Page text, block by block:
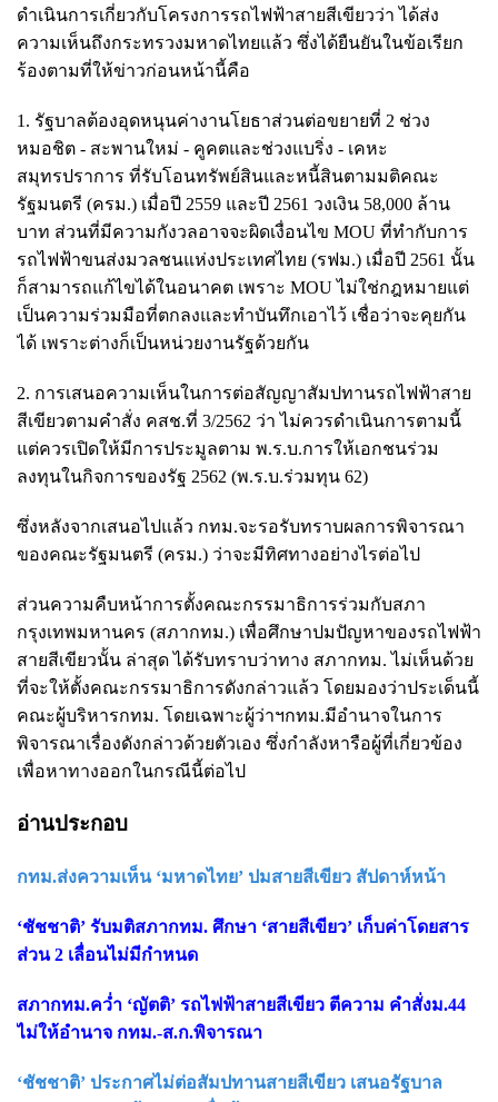
ดำเนินการเกี่ยวกับโครงการรถไฟฟ้าสายสีเขียวว่า ได้ส่ง
ความเห็นถึงกระทรวงมหาดไทยแล้ว ซึ่งได้ยืนยันในข้อเรียก
ร้องตามที่ให้ข่าวก่อนหน้านี้คือ
1. รัฐบาลต้องอุดหนุนค่างานโยธาส่วนต่อขยายที่ 2 ช่วง
หมอชิต - สะพานใหม่ - คูคตและช่วงแบริ่ง - เคหะ
สมุทรปราการ ที่รับโอนทรัพย์สินและหนี้สินตามมติคณะ
รัฐมนตรี (ครม.) เมื่อปี 2559 และปี 2561 วงเงิน 58,000 ล้าน
บาท ส่วนที่มีความกังวลอาจจะผิดเงื่อนไข MOU ที่ทำกับการ
รถไฟฟ้าขนส่งมวลชนแห่งประเทศไทย (รฟม.) เมื่อปี 2561 นั้น
ก็สามารถแก้ไขได้ในอนาคต เพราะ MOU ไม่ใช่กฎหมายแต่
เป็นความร่วมมือที่ตกลงและทำบันทึกเอาไว้ เชื่อว่าจะคุยกัน
ได้ เพราะต่างก็เป็นหน่วยงานรัฐด้วยกัน
2. การเสนอความเห็นในการต่อสัญญาสัมปทานรถไฟฟ้าสาย
สีเขียวตามคำสั่ง คสช.ที่ 3/2562 ว่า ไม่ควรดำเนินการตามนี้
แต่ควรเปิดให้มีการประมูลตาม พ.ร.บ.การให้เอกชนร่วม
ลงทุนในกิจการของรัฐ 2562 (พ.ร.บ.ร่วมทุน 62)
ซึ่งหลังจากเสนอไปแล้ว กทม.จะรอรับทราบผลการพิจารณา
ของคณะรัฐมนตรี (ครม.) ว่าจะมีทิศทางอย่างไรต่อไป
ส่วนความคืบหน้าการตั้งคณะกรรมาธิการร่วมกับสภา
กรุงเทพมหานคร (สภากทม.) เพื่อศึกษาปมปัญหาของรถไฟฟ้า
สายสีเขียวนั้น ล่าสุด ได้รับทราบว่าทาง สภากทม. ไม่เห็นด้วย
ที่จะให้ตั้งคณะกรรมาธิการดังกล่าวแล้ว โดยมองว่าประเด็นนี้
คณะผู้บริหารกทม. โดยเฉพาะผู้ว่าฯกทม.มีอำนาจในการ
พิจารณาเรื่องดังกล่าวด้วยตัวเอง ซึ่งกำลังหารือผู้ที่เกี่ยวข้อง
เพื่อหาทางออกในกรณีนี้ต่อไป
อ่านประกอบ
กทม.ส่งความเห็น ‘มหาดไทย’ ปมสายสีเขียว สัปดาห์หน้า
‘ชัชชาติ’ รับมติสภากทม. ศึกษา ‘สายสีเขียว’ เก็บค่าโดยสาร
ส่วน 2 เลื่อนไม่มีกำหนด
สภากทม.คว่ำ ‘ญัตติ’ รถไฟฟ้าสายสีเขียว ตีความ คำสั่งม.44
ไม่ให้อำนาจ กทม.-ส.ก.พิจารณา
‘ชัชชาติ’ ประกาศไม่ต่อสัมปทานสายสีเขียว เสนอรัฐบาล